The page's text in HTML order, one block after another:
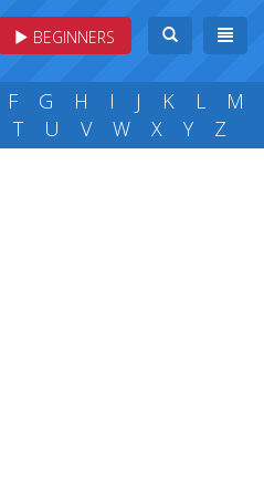
BEGINNERS
F G H I J K L
M
T U V W X Y Z